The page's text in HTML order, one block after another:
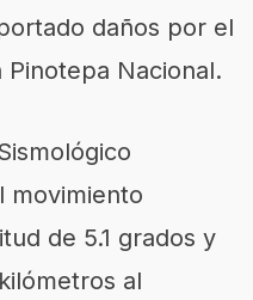
daños por el
Nacional.
movimiento
de 5.1 grados y
al